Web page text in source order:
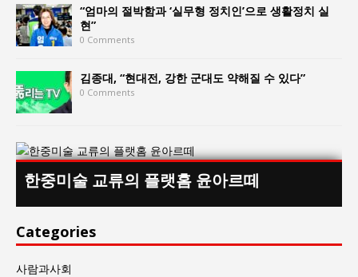
“엄마의 절박함과 ‘실무형 정치인’으로 생활정치 실
현”
0 Comments
김종대, “현대전, 강한 군대도 약해질 수 있다”
0 Comments
한중미술 교류의 플랫홈 윤아르떼
Categories
사람과사회